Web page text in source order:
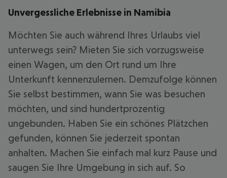
Unvergessliche Erlebnisse in Namibia
Möchten Sie auch während Ihres Urlaubs viel
unterwegs sein? Mieten Sie sich vorzugsweise
einen Wagen, um den Ort rund um Ihre
Unterkunft kennenzulernen. Demzufolge können
Sie selbst bestimmen, wann Sie was besuchen
möchten, und sind hundertprozentig
ungebunden. Haben Sie ein schönes Plätzchen
gefunden, können Sie jederzeit spontan
anhalten. Machen Sie einfach mal kurz Pause und
saugen Sie Ihre Umgebung in sich auf. So